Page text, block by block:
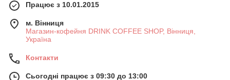
Працює з 10.01.2015
м. Вінниця
Магазин-кофейня DRINK COFFEE SHOP, Вінниця,
Україна
Контакти
Сьогодні працює з 09:30 до 13:00